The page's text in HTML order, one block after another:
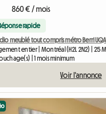
860 € / mois
rapide
meublé tout compris métro Berri
entier | Montréal (H2L 2N2) | 25
| 1 mois minimum
Voir l'annonce